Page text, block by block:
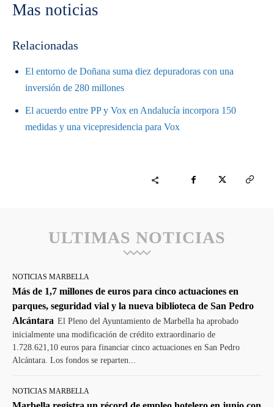
Mas noticias
Relacionadas
El entorno de Doñana suma diez depuradoras con una
inversión de 280 millones
El acuerdo entre PP y Vox en Andalucía incorpora 150
medidas y una vicepresidencia para Vox
ULTIMAS NOTICIAS
NOTICIAS MARBELLA
Más de 1,7 millones de euros para cinco actuaciones en
parques, seguridad vial y la nueva biblioteca de San Pedro
Alcántara El Pleno del Ayuntamiento de Marbella ha aprobado
inicialmente una modificación de crédito extraordinario de
1.728.621,10 euros para financiar cinco actuaciones en San Pedro
Alcántara. Los fondos se reparten...
NOTICIAS MARBELLA